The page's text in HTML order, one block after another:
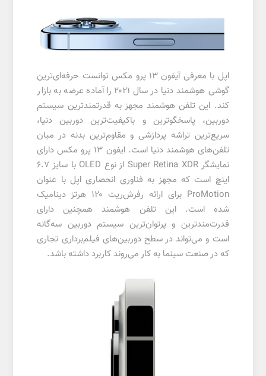
اپل با معرفی آیفون 13 پرو مکس توانست حرفه‌ای‌ترین
گوشی هوشمند دنیا در سال ۲۰۲۱ را آماده عرضه به بازار
کند. این تلفن هوشمند مجهز به قدرتمند‌ترین سیستم
دوربین، پاسخگوترین و باکیفیت‌ترین دوربین دنیا،
سریع‌ترین تراشه‌ پردازشی و مقاوم‌ترین بدنه در میان
تلفن‌های هوشمند دنیا است. ایفون ۱۳ پرو مکس دارای
نمایشگر Super Retina XDR از نوع OLED با سایز ۶.۷
اینچ است که مجهز به فناوری انحصاری اپل با عنوان
ProMotion برای ارائه رفرش‌ریت ۱۲۰ هرتز دینامیک
شده است. این تلفن هوشمند همچنین دارای
قدرت‌مندترین و پرتوان‌ترین سیستم دوربین سه‌گانه
است و می‌تواند در سطح دوربین‌های فیلم‌برداری تجاری
که در صنعت سینما به کار می‌روند کاربرد داشته باشد.